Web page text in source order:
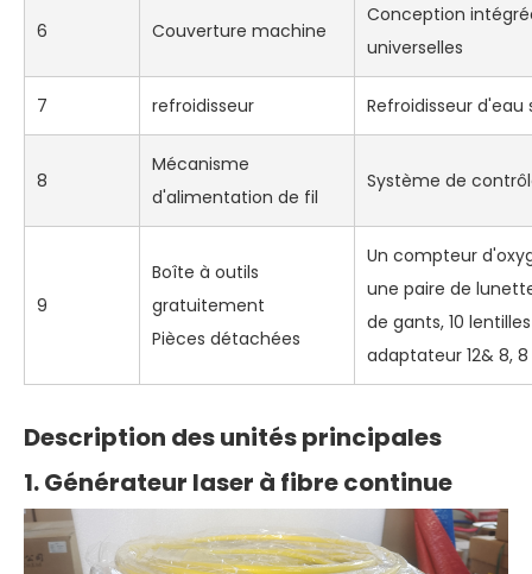
6 Couverture machine
Conception
universelles
7 refroidisseur Refroidisseur
8
Mécanisme
d'alimentation de fil
Système de
9
Boîte à outils
gratuitement
Pièces détachées
Un compteur
une paire de
de gants, 10
adaptateur 12& 8,
Description des unités principales
1. Générateur laser à fibre continue